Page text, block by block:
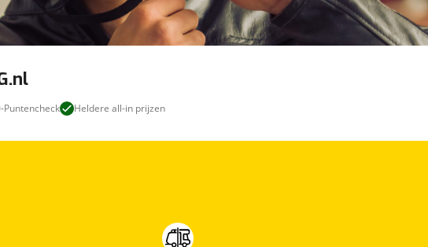
Puntencheck Heldere all-in prijzen